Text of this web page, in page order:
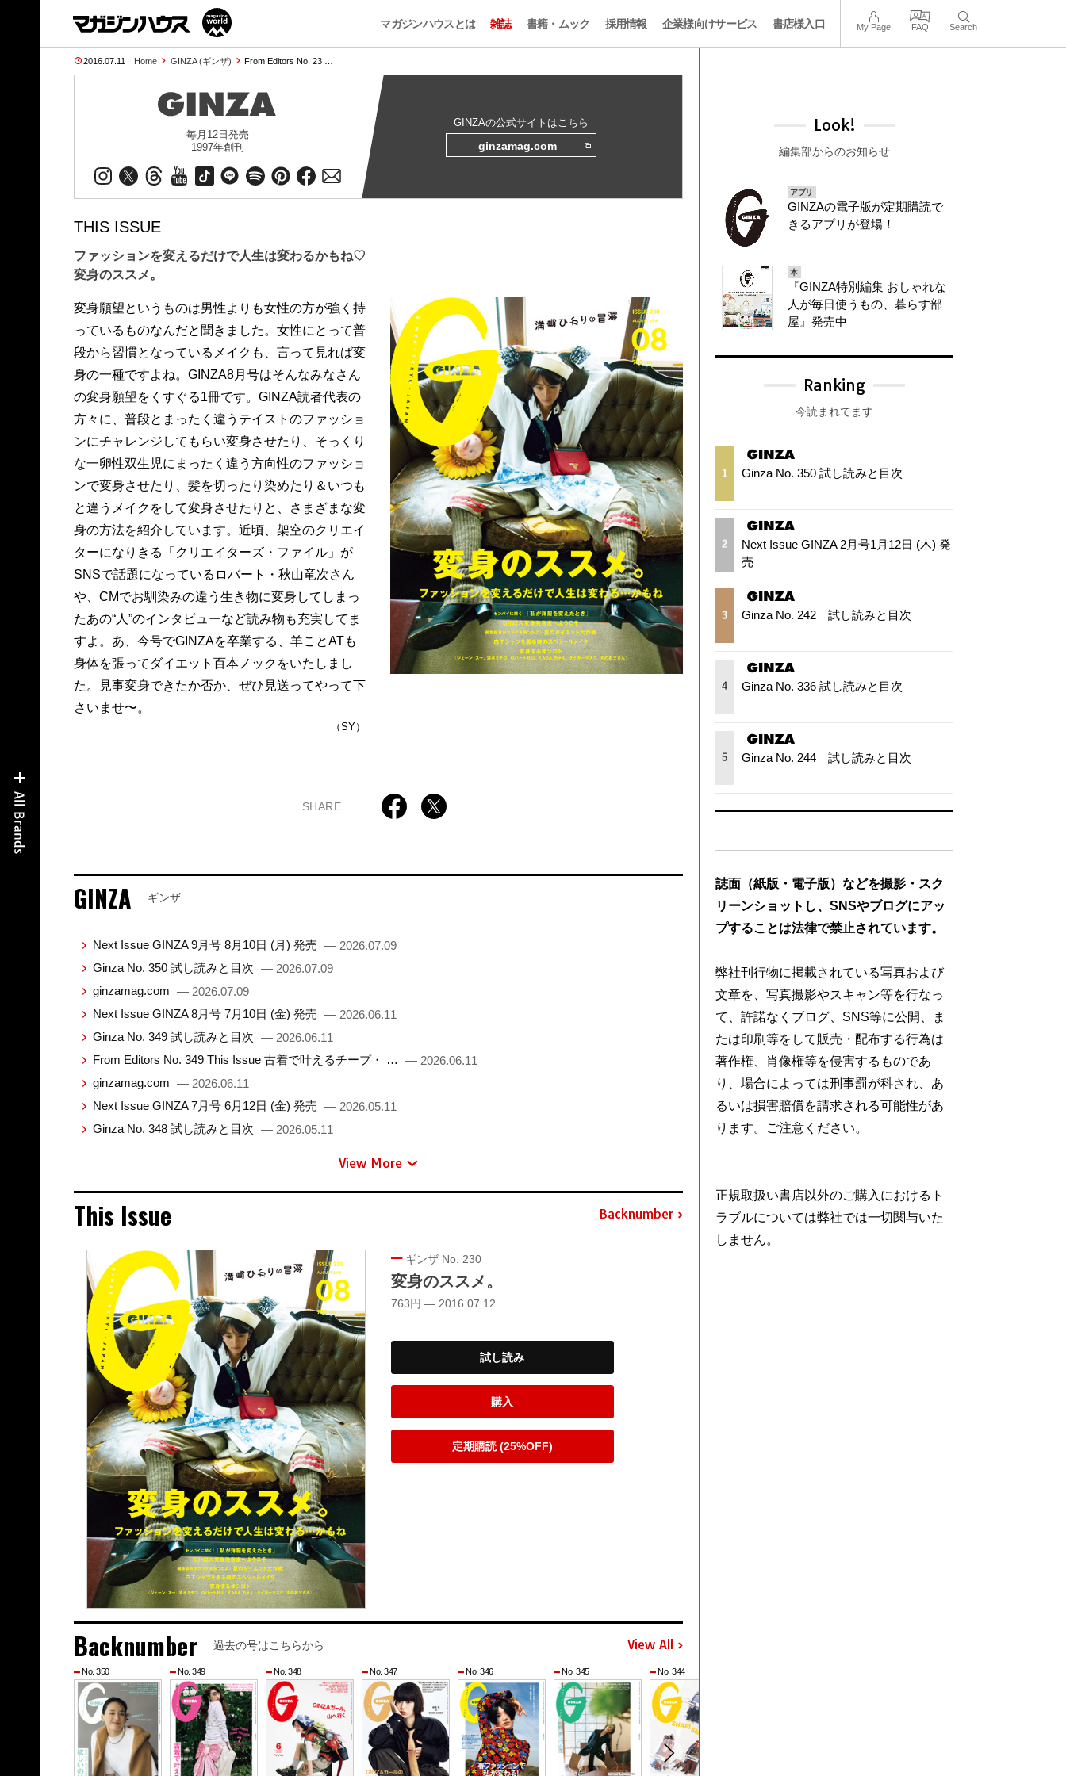
マガジンハウスとは 雑誌 書籍・ムック 採用情報 企業様向けサービス 書店様入口 My Page FAQ Search
2016.07.11 Home GINZA (ギンザ) From Editors No. 23 …
毎月12日発売
1997年創刊
GINZAの公式サイトはこちら
ginzamag.com
THIS ISSUE
ファッションを変えるだけで人生は変わるかもね♡
変身のススメ。
変身願望というものは男性よりも女性の方が強く持
っているものなんだと聞きました。女性にとって普
段から習慣となっているメイクも、言って見れば変
身の一種ですよね。GINZA8月号はそんなみなさん
の変身願望をくすぐる1冊です。GINZA読者代表の
方々に、普段とまったく違うテイストのファッショ
ンにチャレンジしてもらい変身させたり、そっくり
な一卵性双生児にまったく違う方向性のファッショ
ンで変身させたり、髪を切ったり染めたり＆いつも
と違うメイクをして変身させたりと、さまざまな変
身の方法を紹介しています。近頃、架空のクリエイ
ターになりきる「クリエイターズ・ファイル」が
SNSで話題になっているロバート・秋山竜次さん
や、CMでお馴染みの違う生き物に変身してしまっ
たあの“人”のインタビューなど読み物も充実してま
すよ。あ、今号でGINZAを卒業する、羊ことATも
身体を張ってダイエット百本ノックをいたしまし
た。見事変身できたか否か、ぜひ見送ってやって下
さいませ〜。
（SY）
SHARE
GINZA ギンザ
Next Issue GINZA 9月号 8月10日 (月) 発売 — 2026.07.09
Ginza No. 350 試し読みと目次 — 2026.07.09
ginzamag.com — 2026.07.09
Next Issue GINZA 8月号 7月10日 (金) 発売 — 2026.06.11
Ginza No. 349 試し読みと目次 — 2026.06.11
From Editors No. 349 This Issue 古着で叶えるチープ・ …
— 2026.06.11
ginzamag.com — 2026.06.11
Next Issue GINZA 7月号 6月12日 (金) 発売 — 2026.05.11
Ginza No. 348 試し読みと目次 — 2026.05.11
View More
This Issue Backnumber
ギンザ No. 230
変身のススメ。
763円 — 2016.07.12
試し読み
購入
定期購読 (25%OFF)
Backnumber 過去の号はこちらから View All
No. 350 No. 349 No. 348 No. 347 No. 346 No. 345 No. 344
Look!
編集部からのお知らせ
アプリ
GINZAの電子版が定期購読で
きるアプリが登場！
本
『GINZA特別編集 おしゃれな
人が毎日使うもの、暮らす部
屋』発売中
Ranking
今読まれてます
1 Ginza No. 350 試し読みと目次
2
Next Issue GINZA 2月号1月12日 (木) 発
売
3 Ginza No. 242 試し読みと目次
4 Ginza No. 336 試し読みと目次
5 Ginza No. 244 試し読みと目次
誌面（紙版・電子版）などを撮影・スク
リーンショットし、SNSやブログにアッ
プすることは法律で禁止されています。
弊社刊行物に掲載されている写真および
文章を、写真撮影やスキャン等を行なっ
て、許諾なくブログ、SNS等に公開、ま
たは印刷等をして販売・配布する行為は
著作権、肖像権等を侵害するものであ
り、場合によっては刑事罰が科され、あ
るいは損害賠償を請求される可能性があ
ります。ご注意ください。
正規取扱い書店以外のご購入におけるト
ラブルについては弊社では一切関与いた
しません。